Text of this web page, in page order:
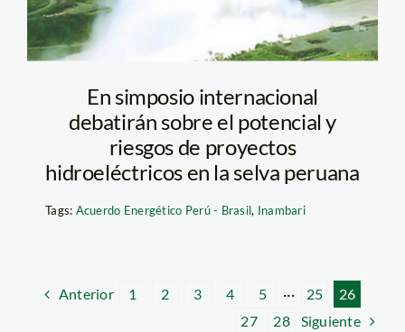
En simposio internacional
debatirán sobre el potencial y
riesgos de proyectos
hidroeléctricos en la selva peruana
Tags: Acuerdo Energético Perú - Brasil, Inambari
Anterior 1 2 3 4 5 ··· 25
26
27
28 Siguiente